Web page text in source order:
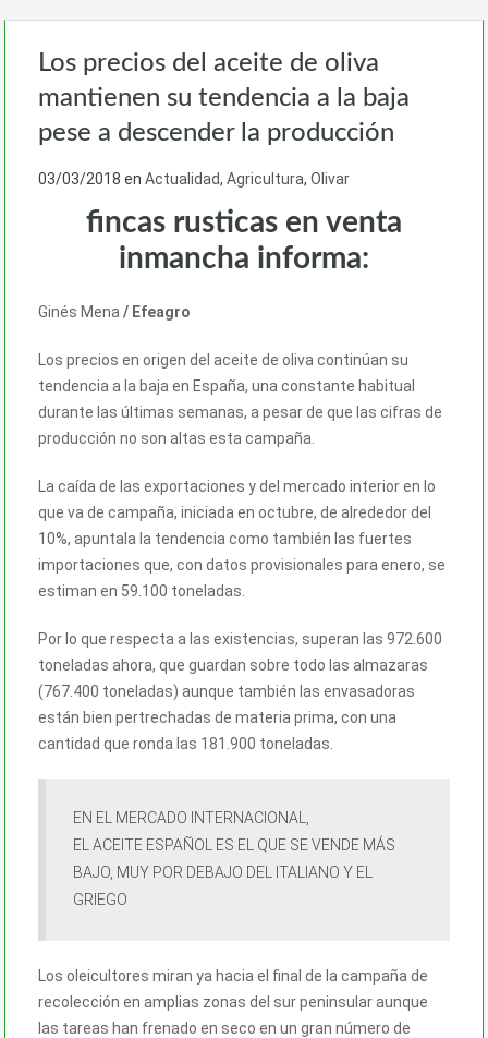
Los precios del aceite de oliva
mantienen su tendencia a la baja
pese a descender la producción
03/03/2018 en Actualidad, Agricultura, Olivar
fincas rusticas en venta
inmancha informa:
Ginés Mena / Efeagro
Los precios en origen del aceite de oliva continúan su
tendencia a la baja en España, una constante habitual
durante las últimas semanas, a pesar de que las cifras de
producción no son altas esta campaña.
La caída de las exportaciones y del mercado interior en lo
que va de campaña, iniciada en octubre, de alrededor del
10%, apuntala la tendencia como también las fuertes
importaciones que, con datos provisionales para enero, se
estiman en 59.100 toneladas.
Por lo que respecta a las existencias, superan las 972.600
toneladas ahora, que guardan sobre todo las almazaras
(767.400 toneladas) aunque también las envasadoras
están bien pertrechadas de materia prima, con una
cantidad que ronda las 181.900 toneladas.
EN EL MERCADO INTERNACIONAL,
EL ACEITE ESPAÑOL ES EL QUE SE VENDE MÁS
BAJO, MUY POR DEBAJO DEL ITALIANO Y EL
GRIEGO
Los oleicultores miran ya hacia el final de la campaña de
recolección en amplias zonas del sur peninsular aunque
las tareas han frenado en seco en un gran número de